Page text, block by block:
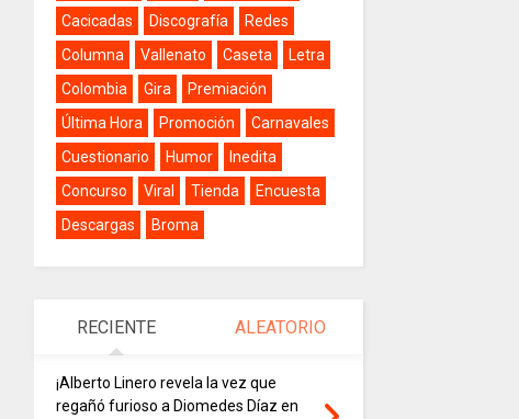
Cacicadas
Discografía
Redes
Columna
Vallenato Caseta
Letra
Colombia
Gira
Premiación
Última Hora
Promoción
Carnavales
Cuestionario
Humor
Inedita
Concurso
Viral Tienda
Encuesta
Descargas
Broma
RECIENTE ALEATORIO
¡Alberto Linero revela la vez que
regañó furioso a Diomedes Díaz en